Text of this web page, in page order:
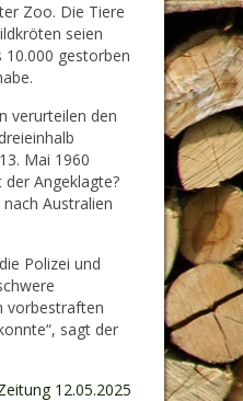
Zoo. Die Tiere
seien
gestorben
verurteilen den
Mai 1960
Angeklagte?
Australien
Polizei und
vorbestraften
sagt der
12.05.2025